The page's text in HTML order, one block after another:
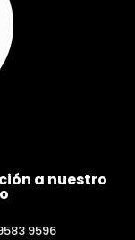
a nuestro
9596